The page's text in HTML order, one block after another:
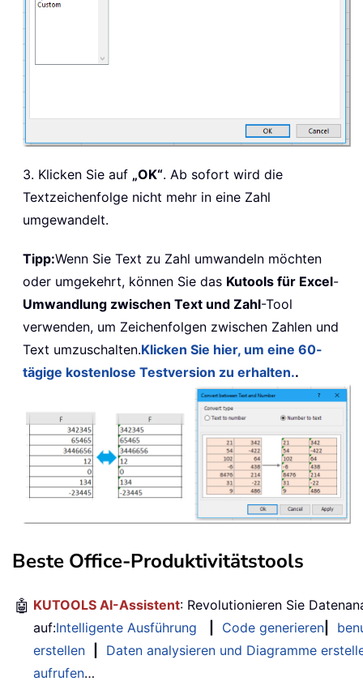
3. Klicken Sie auf „OK“. Ab sofort wird die
Textzeichenfolge nicht mehr in eine Zahl
umgewandelt.
Tipp:Wenn Sie Text zu Zahl umwandeln möchten
oder umgekehrt, können Sie das Kutools für Excel-
Umwandlung zwischen Text und Zahl-Tool
verwenden, um Zeichenfolgen zwischen Zahlen und
Text umzuschalten.Klicken Sie hier, um eine 60-
tägige kostenlose Testversion zu erhalten..
Beste Office-Produktivitätstools
🤖 KUTOOLS AI-Assistent: Revolutionieren Sie
auf:Intelligente Ausführung Code generieren
erstellen
Daten analysieren und Diagramme
aufrufen…